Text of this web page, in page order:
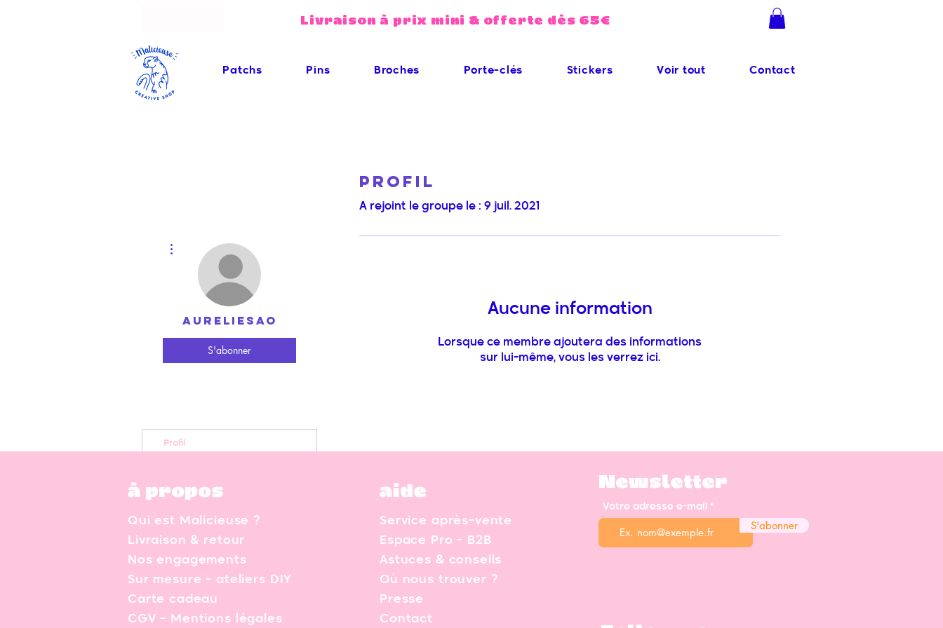
Livraison à prix mini & offerte dès 65€
Patchs Pins Broches Porte-clés Stickers Voir tout Contact
aureliesao
S'abonner
Profil
Profil
A rejoint le groupe le : 9 juil. 2021
Aucune information
Lorsque ce membre ajoutera des informations
sur lui-même, vous les verrez ici.
à propos
Qui est Malicieuse ?
Livraison & retour
Nos engagements
Sur mesure - ateliers DIY
Carte cadeau
CGV - Mentions légales
aide
Service après-vente
Espace Pro - B2B
Astuces & conseils
Où nous trouver ?
Presse
Contact
Newsletter
Votre adresse e-mail
S'abonner